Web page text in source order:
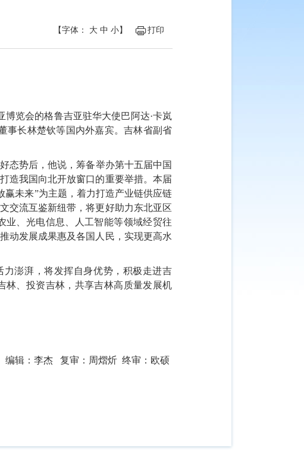
【字体： 大 中 小】 打印
览会的格鲁吉亚驻华大使巴阿达·卡岚
事长林楚钦等国内外嘉宾。吉林省副省
态势后，他说，筹备举办第十五届中国
造我国向北开放窗口的重要举措。本届
未来”为主题，着力打造产业链供应链
交流互鉴新纽带，将更好助力东北亚区
业、光电信息、人工智能等领域经贸往
动发展成果惠及各国人民，实现更高水
澎湃，将发挥自身优势，积极走进吉
林、投资吉林，共享吉林高质量发展机
编辑：李杰 复审：周熠炘 终审：欧硕